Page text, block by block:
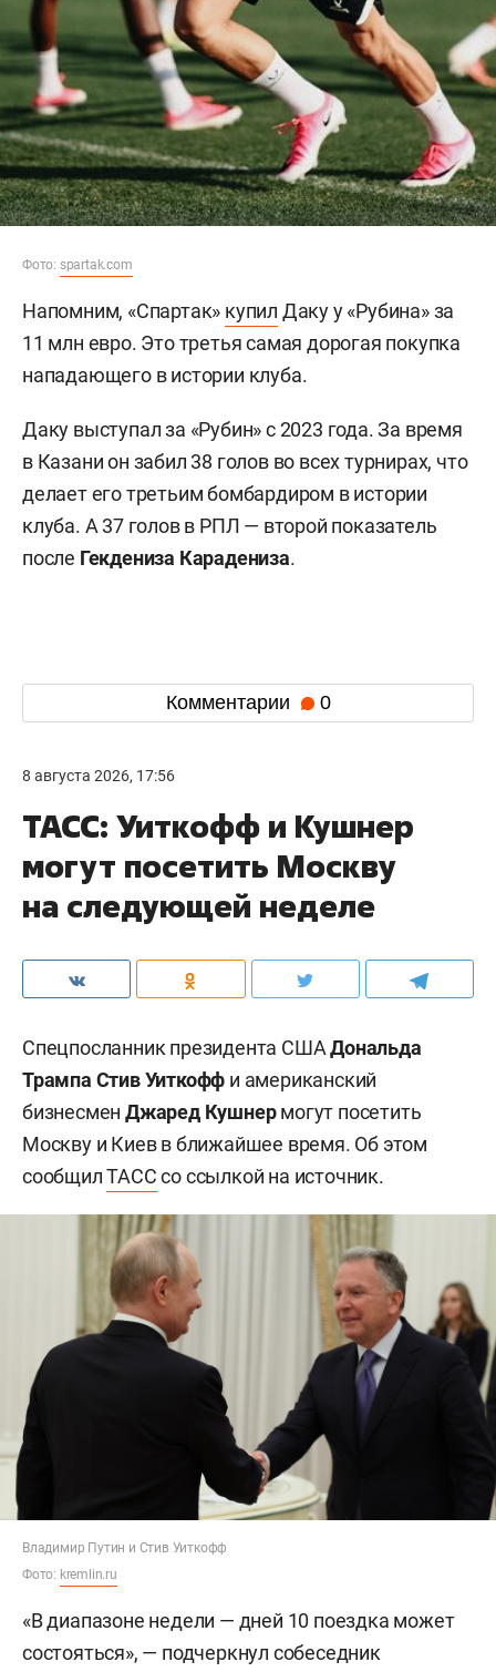
Фото: spartak.com
Напомним, «Спартак» купил Даку у «Рубина» за
11 млн евро. Это третья самая дорогая покупка
нападающего в истории клуба.
Даку выступал за «Рубин» с 2023 года. За время
в Казани он забил 38 голов во всех турнирах, что
делает его третьим бомбардиром в истории
клуба. А 37 голов в РПЛ — второй показатель
после Гекдениза Карадениза.
Комментарии 0
8 августа 2026, 17:56
ТАСС: Уиткофф и Кушнер
могут посетить Москву
на следующей неделе
Спецпосланник президента СШАДональда
Трампа Стив Уиткофф и американский
бизнесменДжаред Кушнермогут посетить
Москву и Киев в ближайшее время. Об этом
сообщилТАССсо ссылкой на источник.
Владимир Путин и Стив Уиткофф
Фото: kremlin.ru
«В диапазоне недели — дней 10 поездка может
состояться», — подчеркнул собеседник